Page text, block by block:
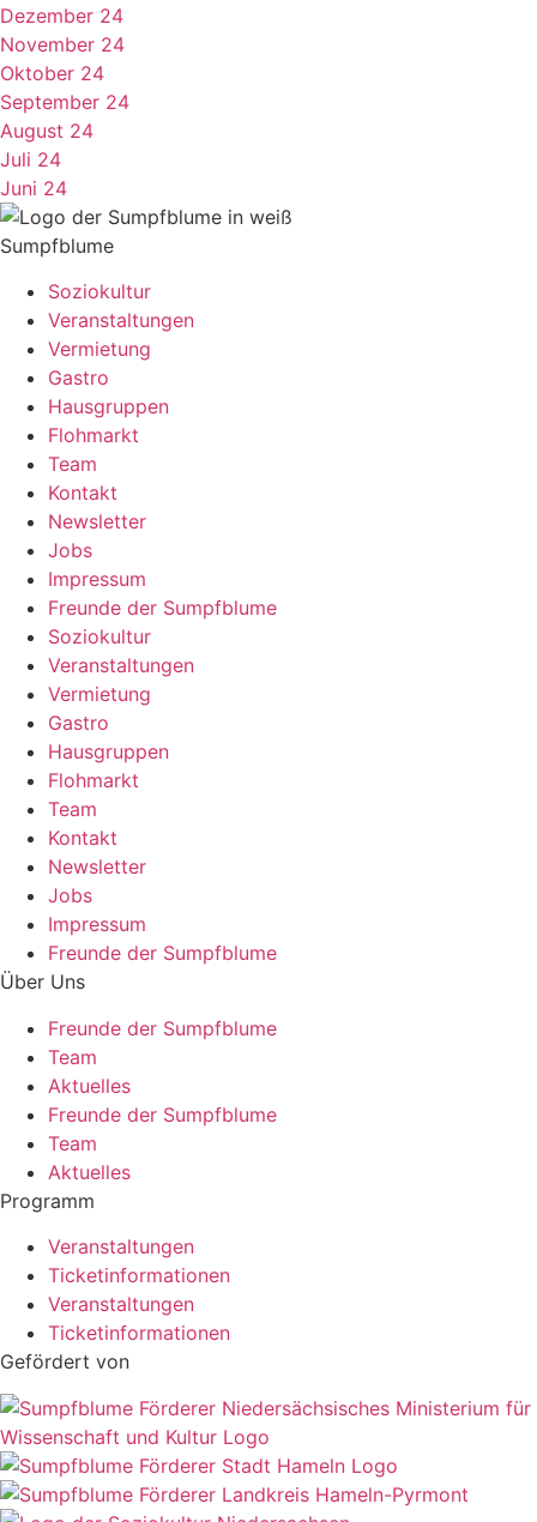
Dezember 24
November 24
Oktober 24
September 24
August 24
Juli 24
Juni 24
Sumpfblume
Soziokultur
Veranstaltungen
Vermietung
Gastro
Hausgruppen
Flohmarkt
Team
Kontakt
Newsletter
Jobs
Impressum
Freunde der Sumpfblume
Soziokultur
Veranstaltungen
Vermietung
Gastro
Hausgruppen
Flohmarkt
Team
Kontakt
Newsletter
Jobs
Impressum
Freunde der Sumpfblume
Über Uns
Freunde der Sumpfblume
Team
Aktuelles
Freunde der Sumpfblume
Team
Aktuelles
Programm
Veranstaltungen
Ticketinformationen
Veranstaltungen
Ticketinformationen
Gefördert von